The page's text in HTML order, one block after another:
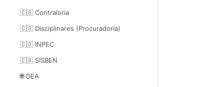
🇨🇴 Contraloria
🇨🇴 Disciplinares (Procuradoria)
🇨🇴 INPEC
🇨🇴 SISBEN
🌐 DEA